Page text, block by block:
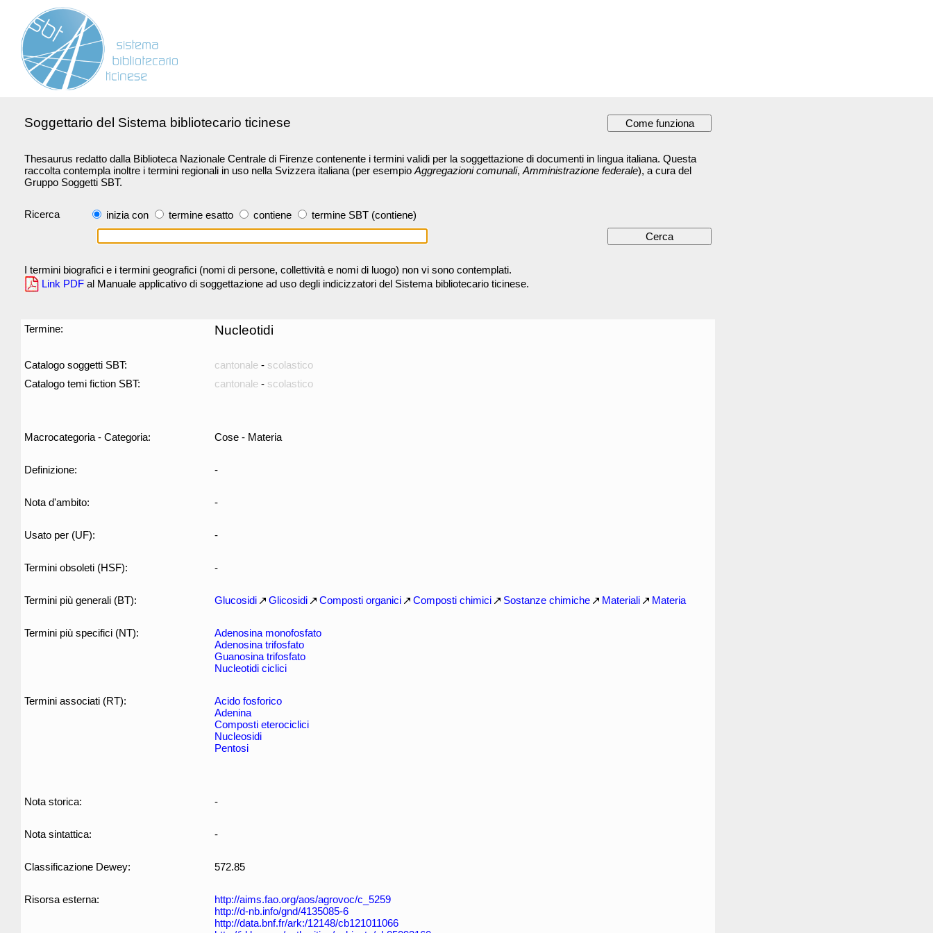
Soggettario del Sistema bibliotecario ticinese
Thesaurus redatto dalla Biblioteca Nazionale Centrale di Firenze contenente i termini validi per la soggettazione di documenti in lingua italiana. Questa
raccolta contempla inoltre i termini regionali in uso nella Svizzera italiana (per esempio Aggregazioni comunali, Amministrazione federale), a cura del
Gruppo Soggetti SBT.
Ricerca inizia con termine esatto contiene termine SBT (contiene)
I termini biografici e i termini geografici (nomi di persone, collettività e nomi di luogo) non vi sono contemplati.
Link PDF al Manuale applicativo di soggettazione ad uso degli indicizzatori del Sistema bibliotecario ticinese.
Termine: Nucleotidi
Catalogo soggetti SBT: cantonale - scolastico
Catalogo temi fiction SBT:
cantonale - scolastico
Macrocategoria - Categoria: Cose - Materia
Definizione: -
Nota d'ambito: -
Usato per (UF): -
Termini obsoleti (HSF): -
Termini più generali (BT): Glucosidi Glicosidi Composti organici Composti chimici Sostanze chimiche Materiali Materia
Termini più specifici (NT):
Adenosina monofosfato
Adenosina trifosfato
Guanosina trifosfato
Nucleotidi ciclici
Termini associati (RT):
Acido fosforico
Adenina
Composti eterociclici
Nucleosidi
Pentosi
Nota storica: -
Nota sintattica: -
Classificazione Dewey: 572.85
Risorsa esterna:
http://aims.fao.org/aos/agrovoc/c_5259
http://d-nb.info/gnd/4135085-6
http://data.bnf.fr/ark:/12148/cb121011066